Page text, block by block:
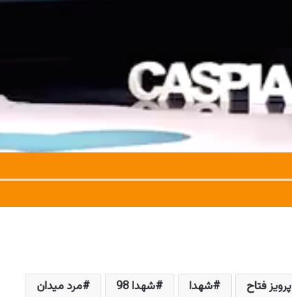
پرویز فتاح شهدا شهدا 98 مرد میدان